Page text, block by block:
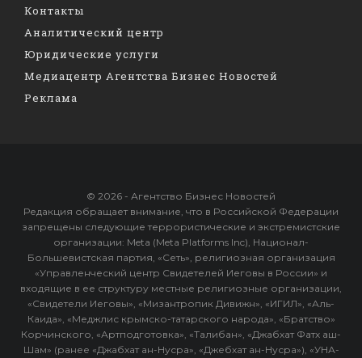
Контакты
Аналитический центр
Юридические услуги
Медиацентр Агентства Бизнес Новостей
Реклама
© 2026 - Агентство Бизнес Новостей
Редакция обращает внимание, что в Российской Федерации
запрещены следующие террористические и экстремистские
организации: Meta (Meta Platforms Inc), Национал-
Большевистская партия, «Сеть», религиозная организация
«Управленческий центр Свидетелей Иеговы в России» и
входящие в ее структуру местные религиозные организации,
«Свидетели Иеговы», «Мизантропик Дивижн», «ИГИЛ», «Аль-
Каида», «Меджлис крымско-татарского народа», «Братство»
Корчинского, «Артподготовка», «Талибан», «Джабхат Фатх аш-
Шам» (ранее «Джабхат ан-Нусра», «Джебхат ан-Нусра»), «УНА-